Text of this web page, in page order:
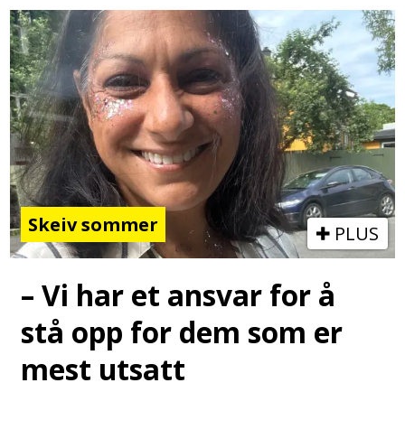
Skeiv sommer PLUS
– Vi har et ansvar for å
stå opp for dem som er
mest utsatt